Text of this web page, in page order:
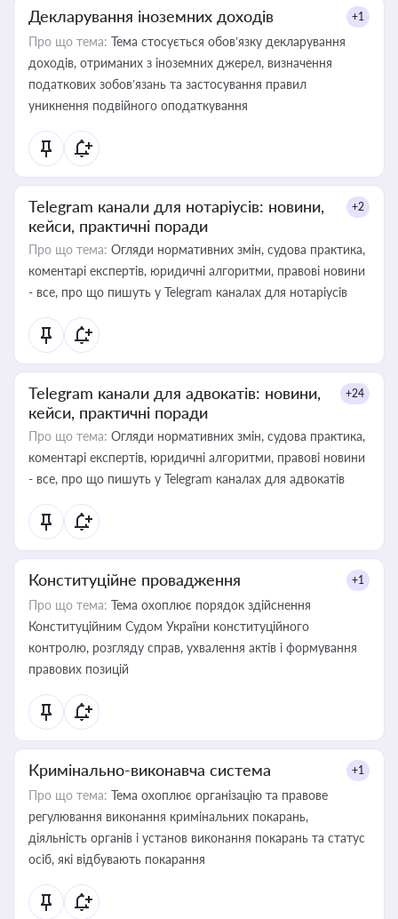
Декларування іноземних доходів +1
Про що тема: Тема стосується обов’язку декларування
доходів, отриманих з іноземних джерел, визначення
податкових зобов’язань та застосування правил
уникнення подвійного оподаткування
Telegram канали для нотаріусів: новини,
кейси, практичні поради
+2
Про що тема: Огляди нормативних змін, судова практика,
коментарі експертів, юридичні алгоритми, правові новини
- все, про що пишуть у Telegram каналах для нотаріусів
Telegram канали для адвокатів: новини,
кейси, практичні поради
+24
Про що тема: Огляди нормативних змін, судова практика,
коментарі експертів, юридичні алгоритми, правові новини
- все, про що пишуть у Telegram каналах для адвокатів
Конституційне провадження +1
Про що тема: Тема охоплює порядок здійснення
Конституційним Судом України конституційного
контролю, розгляду справ, ухвалення актів і формування
правових позицій
Кримінально-виконавча система +1
Про що тема: Тема охоплює організацію та правове
регулювання виконання кримінальних покарань,
діяльність органів і установ виконання покарань та статус
осіб, які відбувають покарання